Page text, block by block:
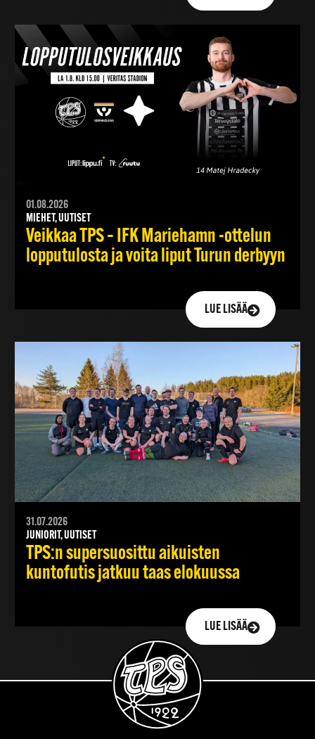
01.08.2026
MIEHET, UUTISET
Veikkaa TPS – IFK Mariehamn -ottelun
lopputulosta ja voita liput Turun derbyyn
LUE LISÄÄ
31.07.2026
JUNIORIT, UUTISET
TPS:n supersuosittu aikuisten
kuntofutis jatkuu taas elokuussa
LUE LISÄÄ